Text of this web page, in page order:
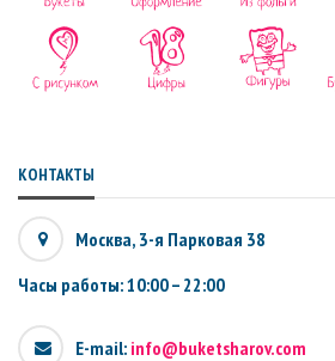
КОНТАКТЫ
Москва, 3-я Парковая 38
Часы работы: 10:00 – 22:00
E-mail: info@buketsharov.com